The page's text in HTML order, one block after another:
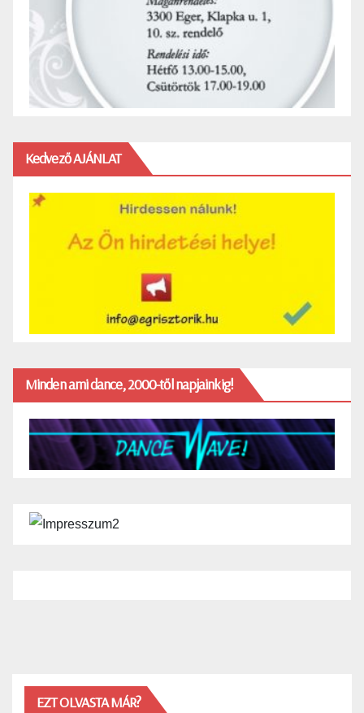
Kedvező AJÁNLAT
Minden ami dance, 2000-től napjainkig!
EZT OLVASTA MÁR?